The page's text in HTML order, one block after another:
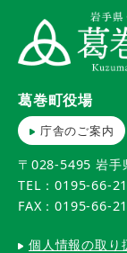
葛巻町役場
庁舎のご案内
〒028-5495 岩手
TEL：0195-66-
FAX：0195-66-
個人情報の取り